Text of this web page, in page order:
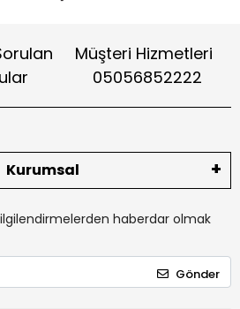
Müşteri Hizmetleri
05056852222
Kurumsal
haberdar olmak
Gönder